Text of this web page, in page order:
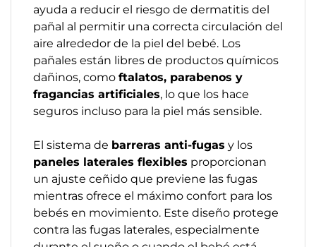
ayuda a reducir el riesgo de dermatitis del
pañal al permitir una correcta circulación del
aire alrededor de la piel del bebé. Los
pañales están libres de productos químicos
dañinos, como ftalatos, parabenos y
fragancias artificiales, lo que los hace
seguros incluso para la piel más sensible.
El sistema de barreras anti-fugas y los
paneles laterales flexibles proporcionan
un ajuste ceñido que previene las fugas
mientras ofrece el máximo confort para los
bebés en movimiento. Este diseño protege
contra las fugas laterales, especialmente